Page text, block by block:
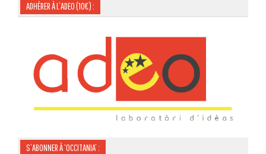
ADHÉRER À L’ADEO (10€) :
S’ABONNER À ‘OCCITANIA’ :